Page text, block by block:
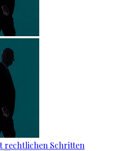
rechtlichen Schritten